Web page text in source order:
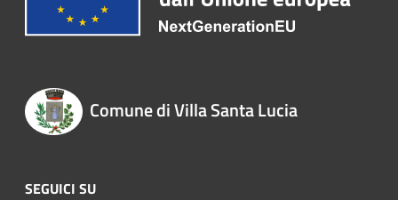
Comune di Villa Santa Lucia
SEGUICI SU